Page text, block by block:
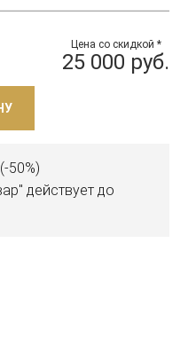
Цена со скидкой *
25 000 руб.
(-50%)
действует до